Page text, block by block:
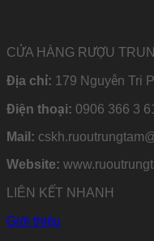
CỬA HÀNG RƯỢU
Địa chỉ: 179 Nguyễn Tri
Điện thoại: 0906 366 3 61
Mail:
Website:
LIÊN KẾT NHANH
Giới thiệu